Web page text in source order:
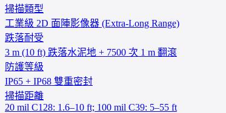
掃描類型
工業級 2D 面陣影像器 (Extra-Long Range)
跌落耐受
3 m (10 ft) 跌落水泥地 + 7500 次 1 m 翻滾
防護等級
IP65 + IP68 雙重密封
掃描距離
20 mil C128: 1.6–10 ft; 100 mil C39: 5–55 ft